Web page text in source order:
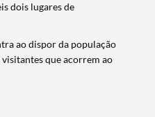
dois lugares de
ao dispor da população
que acorrem ao